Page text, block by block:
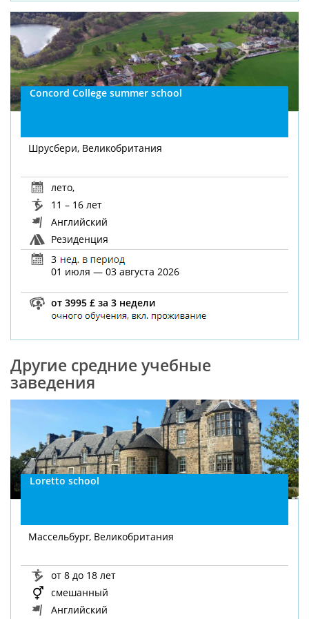
Concord College summer school
Шрусбери, Великобритания
лето,
11 – 16 лет
Английский
Резиденция
3
01 июля — 03 августа 2026
от 3995 £ за 3 недели
Другие средние учебные
заведения
Loretto school
Массельбург, Великобритания
от 8 до 18 лет
смешанный
Английский